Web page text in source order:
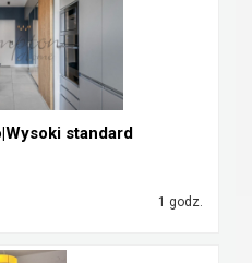
standard
1 godz.